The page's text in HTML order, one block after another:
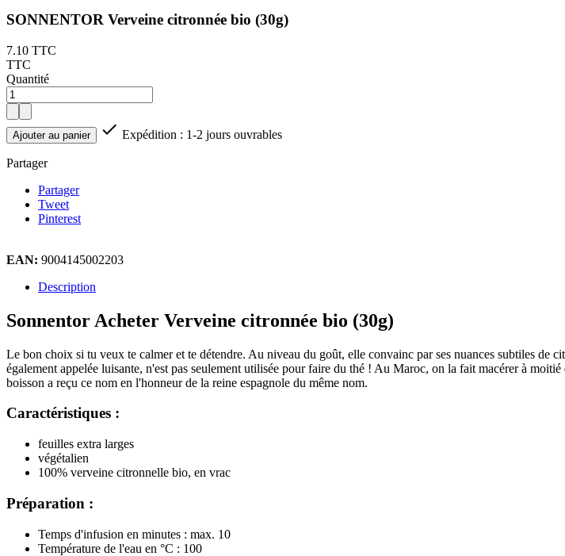
SONNENTOR Verveine citronnée bio (30g)
7.10 TTC
TTC
Quantité
Ajouter au panier  Expédition : 1-2 jours ouvrables
Partager
Partager
Tweet
Pinterest
EAN: 9004145002203
Description
Sonnentor Acheter Verveine citronnée bio (30g)
Le bon choix si tu veux te calmer et te détendre. Au niveau du goût, elle convainc par ses nuances subtiles
également appelée luisante, n'est pas seulement utilisée pour faire du thé ! Au Maroc, on la fait macérer à
boisson a reçu ce nom en l'honneur de la reine espagnole du même nom.
Caractéristiques :
feuilles extra larges
végétalien
100% verveine citronnelle bio, en vrac
Préparation :
Temps d'infusion en minutes : max. 10
Température de l'eau en °C : 100